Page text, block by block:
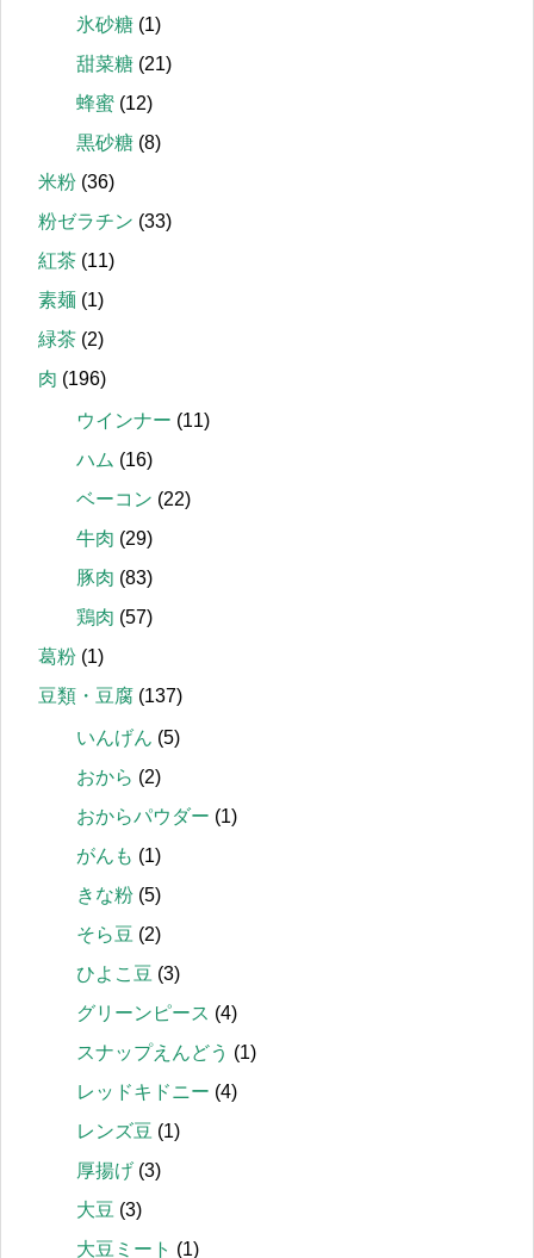
氷砂糖 (1)
甜菜糖 (21)
蜂蜜 (12)
黒砂糖 (8)
米粉 (36)
粉ゼラチン (33)
紅茶 (11)
素麺 (1)
緑茶 (2)
肉 (196)
ウインナー (11)
ハム (16)
ベーコン (22)
牛肉 (29)
豚肉 (83)
鶏肉 (57)
葛粉 (1)
豆類・豆腐 (137)
いんげん (5)
おから (2)
おからパウダー (1)
がんも (1)
きな粉 (5)
そら豆 (2)
ひよこ豆 (3)
グリーンピース (4)
スナップえんどう (1)
レッドキドニー (4)
レンズ豆 (1)
厚揚げ (3)
大豆 (3)
大豆ミート (1)